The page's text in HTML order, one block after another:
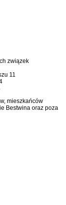
związek
11
mieszkańców
Bestwina oraz poza